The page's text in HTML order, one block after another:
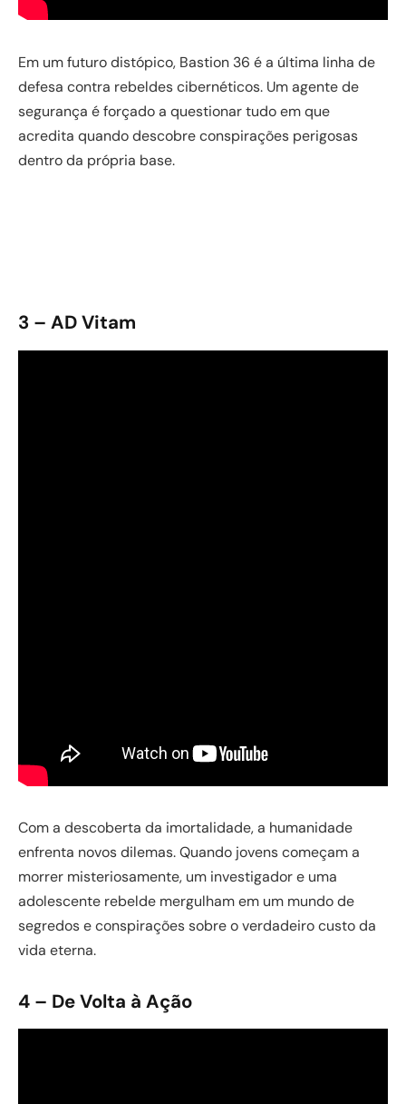
Em um futuro distópico, Bastion 36 é a última linha de
defesa contra rebeldes cibernéticos. Um agente de
segurança é forçado a questionar tudo em que
acredita quando descobre conspirações perigosas
dentro da própria base.
3 – AD Vitam
Com a descoberta da imortalidade, a humanidade
enfrenta novos dilemas. Quando jovens começam a
morrer misteriosamente, um investigador e uma
adolescente rebelde mergulham em um mundo de
segredos e conspirações sobre o verdadeiro custo da
vida eterna.
4 – De Volta à Ação